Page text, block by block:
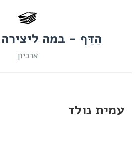
הַדַּף - במה
ארכיון
עמית נולד